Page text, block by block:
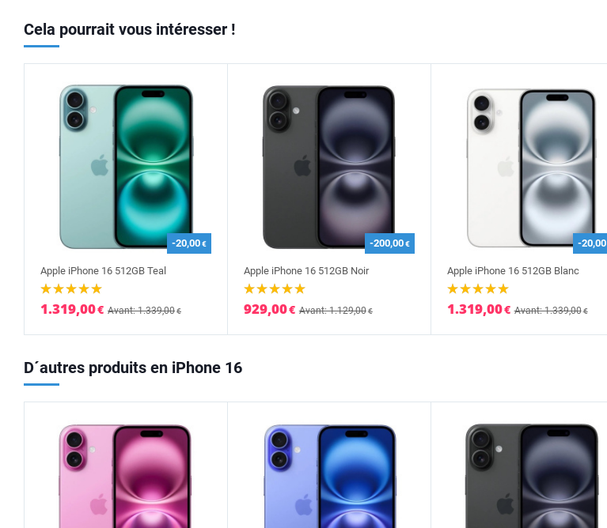
Cela pourrait vous intéresser !
-20,00€
Apple iPhone 16 512GB Teal
1.319,00€ Avant: 1.339,00€
-200,00€
Apple iPhone 16 512GB Noir
929,00€ Avant: 1.129,00€
-20,00
Apple iPhone 16 512GB Blanc
1.319,00€ Avant: 1.339,00€
D´autres produits en iPhone 16